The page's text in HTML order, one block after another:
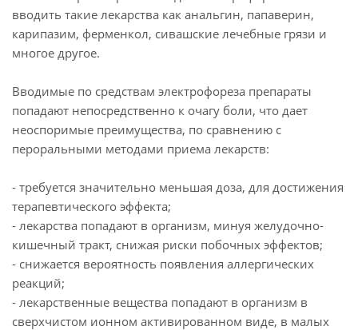
вводить такие лекарства как анальгин, папаверин,
карипазим, ферменкол, сивашские лечебные грязи и
многое другое.
Вводимые по средствам электрофореза препараты
попадают непосредственно к очагу боли, что дает
неоспоримые преимущества, по сравнению с
пероральными методами приема лекарств:
- требуется значительно меньшая доза, для достижения
терапевтического эффекта;
- лекарства попадают в организм, минуя желудочно-
кишечный тракт, снижая риски побочных эффектов;
- снижается вероятность появления аллергических
реакций;
- лекарственные вещества попадают в организм в
сверхчистом ионном активированном виде, в малых